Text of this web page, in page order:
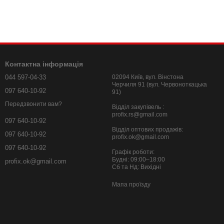
Контактна інформація
044 597-04-33
097 640-10-92
Передзвонити вам?
097 640-10-92
097 640-10-92
097 640-10-92
profix.ok@gmail.com
02094 Київ, вул. Вінстона
Черчиля 91 (вул. Червоноткацька
91)
Відділ закупівель :
profix.rs@gmail.com
Відділ оптових продажів:
profix.ok@gmail.com
Графік роботи:
Будні: 09:00–18:00
Сб та Нд: Вихідні
Мапа проїзду